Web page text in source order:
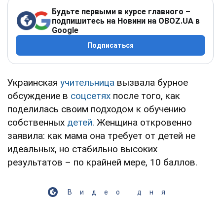
Будьте первыми в курсе главного –
подпишитесь на Новини на OBOZ.UA в
Google
Подписаться
Украинская учительница вызвала бурное
обсуждение в соцсетях после того, как
поделилась своим подходом к обучению
собственных детей. Женщина откровенно
заявила: как мама она требует от детей не
идеальных, но стабильно высоких
результатов – по крайней мере, 10 баллов.
Видео дня